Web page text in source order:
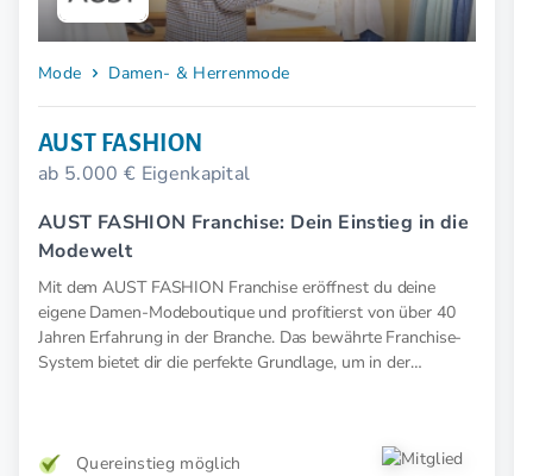
Mode Damen- & Herrenmode
AUST FASHION
ab 5.000 € Eigenkapital
AUST FASHION Franchise: Dein Einstieg in die
Modewelt
Mit dem AUST FASHION Franchise eröffnest du deine
eigene Damen-Modeboutique und profitierst von über 40
Jahren Erfahrung in der Branche. Das bewährte Franchise-
System bietet dir die perfekte Grundlage, um in der
Quereinstieg möglich